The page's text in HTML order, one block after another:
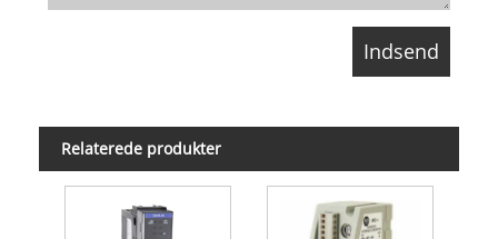
Relaterede produkter